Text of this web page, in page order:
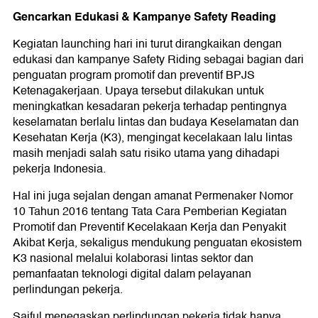
Gencarkan Edukasi & Kampanye Safety Reading
Kegiatan launching hari ini turut dirangkaikan dengan
edukasi dan kampanye Safety Riding sebagai bagian dari
penguatan program promotif dan preventif BPJS
Ketenagakerjaan. Upaya tersebut dilakukan untuk
meningkatkan kesadaran pekerja terhadap pentingnya
keselamatan berlalu lintas dan budaya Keselamatan dan
Kesehatan Kerja (K3), mengingat kecelakaan lalu lintas
masih menjadi salah satu risiko utama yang dihadapi
pekerja Indonesia.
Hal ini juga sejalan dengan amanat Permenaker Nomor
10 Tahun 2016 tentang Tata Cara Pemberian Kegiatan
Promotif dan Preventif Kecelakaan Kerja dan Penyakit
Akibat Kerja, sekaligus mendukung penguatan ekosistem
K3 nasional melalui kolaborasi lintas sektor dan
pemanfaatan teknologi digital dalam pelayanan
perlindungan pekerja.